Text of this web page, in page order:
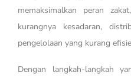
memaksimalkan peran
kurangnya kesadaran,
pengelolaan yang kurang
Dengan langkah-langkah